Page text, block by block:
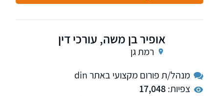
אופיר בן משה, עורכי דין
רמת גן
מנהל/ת פורום מקצועי באתר din
צפיות:17,048